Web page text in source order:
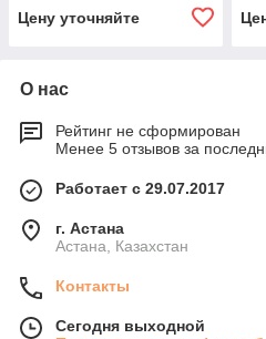
Цену уточняйте
О нас
Рейтинг не сформирован
Менее 5 отзывов за
Работает с 29.07.2017
г. Астана
Астана, Казахстан
Контакты
Сегодня выходной